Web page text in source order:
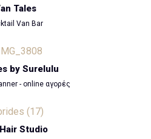
Tales
Van Bar
by Surelulu
- online αγορές
Studio